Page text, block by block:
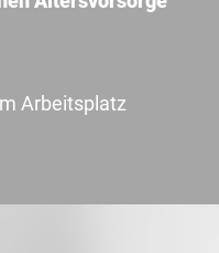
Arbeitsplatz